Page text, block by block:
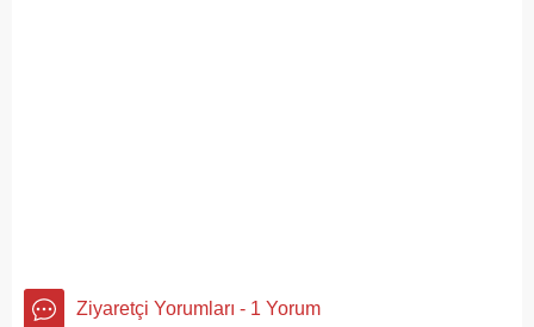
Ziyaretçi Yorumları - 1 Yorum